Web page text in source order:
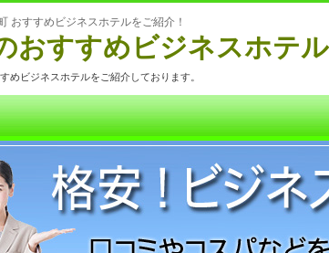
おすすめビジネスホテルをご紹介！
おすすめビジネスホテ
めビジネスホテルをご紹介しております。